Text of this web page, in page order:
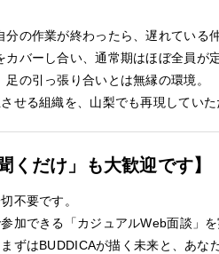
分の作業が終わったら、遅れている
バーし合い、通常期はほぼ全員が
足の引っ張り合いとは無縁の環境。
せる組織を、山梨でも再現していた
くだけ」も大歓迎です】
不要です。
加できる「カジュアルWeb面談」を
ずはBUDDICAが描く未来と、あ